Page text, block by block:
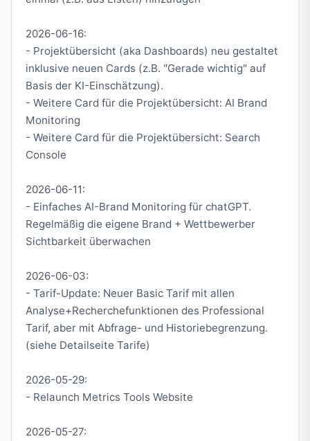
2026-06-16:
- Projektübersicht (aka Dashboards) neu gestaltet
inklusive neuen Cards (z.B. "Gerade wichtig" auf
Basis der KI-Einschätzung).
- Weitere Card für die Projektübersicht: AI Brand
Monitoring
- Weitere Card für die Projektübersicht: Search
Console
2026-06-11:
- Einfaches AI-Brand Monitoring für chatGPT.
Regelmäßig die eigene Brand + Wettbewerber
Sichtbarkeit überwachen
2026-06-03:
- Tarif-Update: Neuer Basic Tarif mit allen
Analyse+Recherchefunktionen des Professional
Tarif, aber mit Abfrage- und Historiebegrenzung.
(siehe Detailseite Tarife)
2026-05-29:
- Relaunch Metrics Tools Website
2026-05-27: